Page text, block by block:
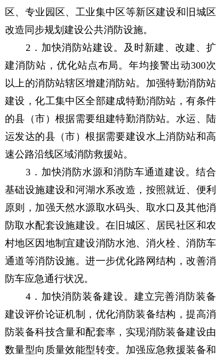
区、专业园区、工业集中区等新区建设和旧城区
改造同步规划建设公共消防设施。
2．加快消防站建设。及时新建、改建、扩
建消防站，优化站点布局。年均接警出动300次
以上的消防站辖区增建消防站。加强特勤消防站
建设，化工集中区全部建成特勤消防站，有条件
的县（市）根据需要组建特勤消防站。水运、陆
运发达的县（市）根据需要建设水上消防站和高
速公路沿线区域消防救援站。
3．加快消防水源和消防车通道建设。结合
基础设施建设和河湖水系改造，按照就近、便利
原则，加强天然水源取水码头、取水口及其他消
防取水配套设施建设。在旧城区、居民社区和农
村地区因地制宜建设消防水池、消火栓、消防车
通道等消防设施。进一步优化路网结构，改善消
防车应急通行状况。
4．加快消防装备建设。建立完善消防装备
建设评价论证机制，优化消防装备结构，提高消
防装备科技含量和配套率，实现消防装备建设由
数量型向质量效能型转变。加强应急救援装备和